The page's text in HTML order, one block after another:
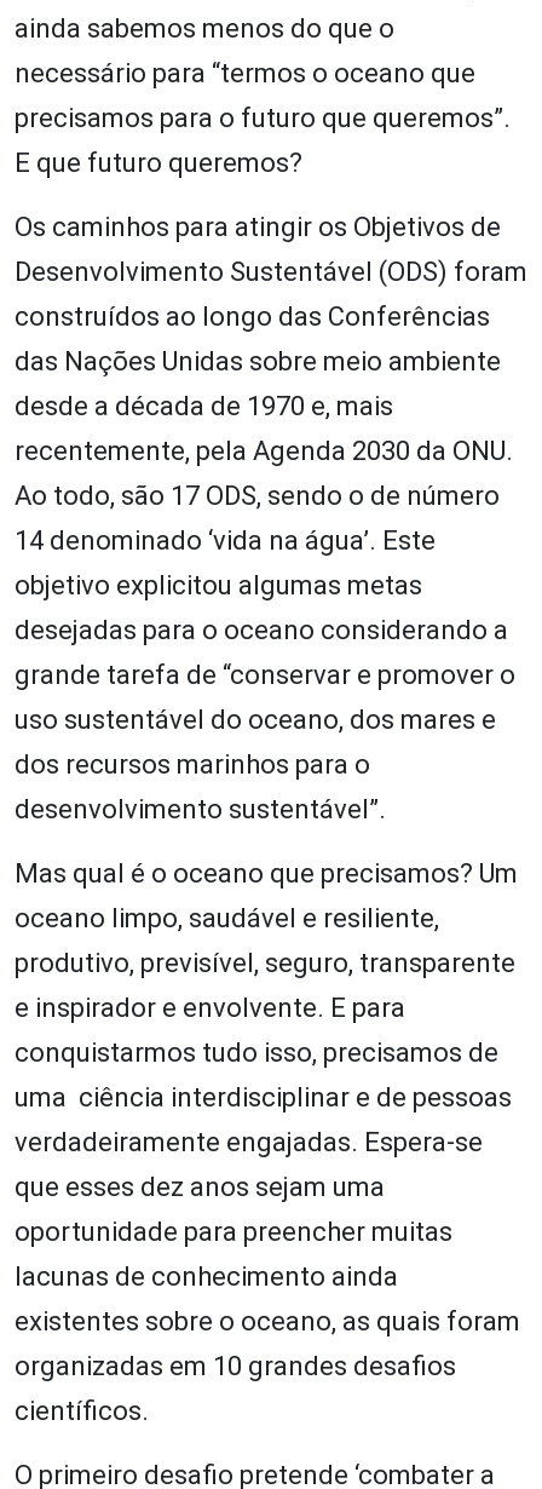
ainda sabemos menos do que o
necessário para “termos o oceano que
precisamos para o futuro que queremos”.
E que futuro queremos?
Os caminhos para atingir os Objetivos de
Desenvolvimento Sustentável (ODS) foram
construídos ao longo das Conferências
das Nações Unidas sobre meio ambiente
desde a década de 1970 e, mais
recentemente, pela Agenda 2030 da ONU.
Ao todo, são 17 ODS, sendo o de número
14 denominado ‘vida na água’. Este
objetivo explicitou algumas metas
desejadas para o oceano considerando a
grande tarefa de “conservar e promover o
uso sustentável do oceano, dos mares e
dos recursos marinhos para o
desenvolvimento sustentável”.
Mas qual é o oceano que precisamos? Um
oceano limpo, saudável e resiliente,
produtivo, previsível, seguro, transparente
e inspirador e envolvente. E para
conquistarmos tudo isso, precisamos de
uma ciência interdisciplinar e de pessoas
verdadeiramente engajadas. Espera-se
que esses dez anos sejam uma
oportunidade para preencher muitas
lacunas de conhecimento ainda
existentes sobre o oceano, as quais foram
organizadas em 10 grandes desafios
científicos.
O primeiro desafio pretende ‘combater a